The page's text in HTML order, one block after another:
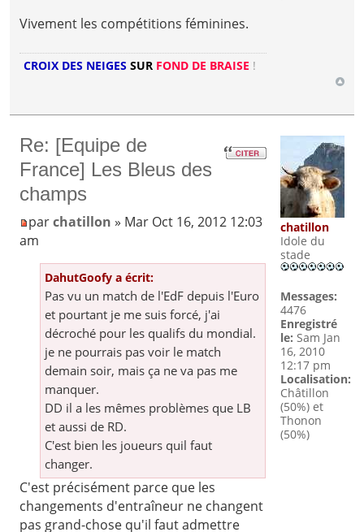
Vivement les compétitions féminines.
CROIX DES NEIGES SUR FOND DE BRAISE !
Re: [Equipe de
France] Les Bleus des
champs
parchatillon » Mar Oct 16, 2012 12:03
am
DahutGoofy a écrit:
Pas vu un match de l'EdF depuis l'Euro
et pourtant je me suis forcé, j'ai
décroché pour les qualifs du mondial.
je ne pourrais pas voir le match
demain soir, mais ça ne va pas me
manquer.
DD il a les mêmes problèmes que LB
et aussi de RD.
C'est bien les joueurs quil faut
changer.
C'est précisément parce que les
changements d'entraîneur ne changent
pas grand-chose qu'il faut admettre
chatillon
Idole du
stade
Messages:
4476
Enregistré
le: Sam Jan
16, 2010
12:17 pm
Localisation:
Châtillon
(50%) et
Thonon
(50%)